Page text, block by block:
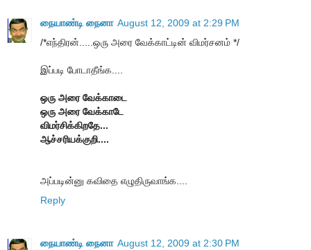
நையாண்டி நைனா August 12, 2009 at 2:29 PM
/*எந்திரன்.....ஒரு அரை வேக்காட்டின் விமர்சனம் */
இப்படி போடாதீங்க....
ஒரு அரை வேக்காடை
ஒரு அரை வேக்காடே
விமர்சிக்கிறதே...
ஆச்சரியக்குறி....
அப்படின்னு கவிதை எழுதிருவாங்க....
Reply
நையாண்டி நைனா August 12, 2009 at 2:30 PM